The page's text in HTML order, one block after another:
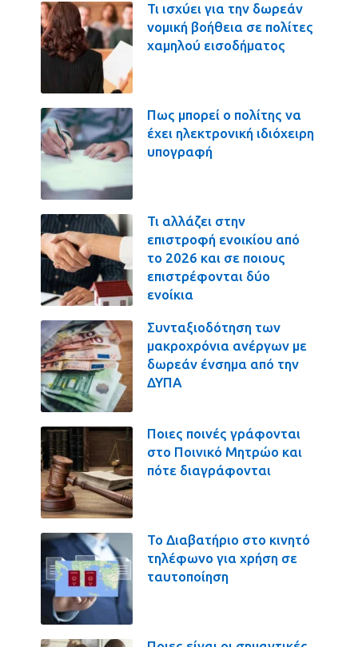
Τι ισχύει για την δωρεάν
νομική βοήθεια σε πολίτες
χαμηλού εισοδήματος
Πως μπορεί ο πολίτης να
έχει ηλεκτρονική ιδιόχειρη
υπογραφή
Τι αλλάζει στην
επιστροφή ενοικίου από
το 2026 και σε ποιους
επιστρέφονται δύο
ενοίκια
Συνταξιοδότηση των
μακροχρόνια ανέργων με
δωρεάν ένσημα από την
ΔΥΠΑ
Ποιες ποινές γράφονται
στο Ποινικό Μητρώο και
πότε διαγράφονται
Το Διαβατήριο στο κινητό
τηλέφωνο για χρήση σε
ταυτοποίηση